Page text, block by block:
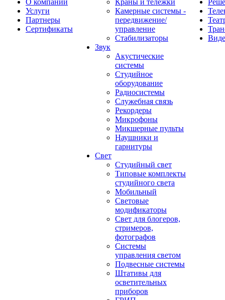
О компании
Услуги
Партнеры
Сертификаты
Краны и тележки
Камерные системы -
передвижение/
управление
Стабилизаторы
Звук
Акустические
системы
Студийное
оборудование
Радиосистемы
Служебная связь
Рекордеры
Микрофоны
Микшерные пульты
Наушники и
гарнитуры
Свет
Студийный свет
Типовые комплекты
студийного света
Мобильный
Световые
модификаторы
Свет для блогеров,
стримеров,
фотографов
Системы
управления светом
Подвесные системы
Штативы для
осветительных
приборов